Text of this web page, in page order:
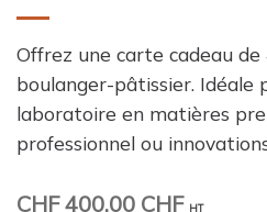
Offrez une carte cadeau de
boulanger-pâtissier. Idéale
laboratoire en matières
professionnel ou
CHF400.00 CHF HT